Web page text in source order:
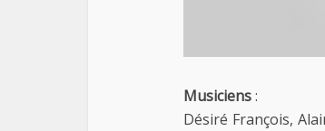
Musiciens:
Désiré François,